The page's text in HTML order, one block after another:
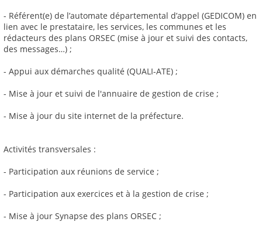
- Référent(e) de l’automate départemental d’appel (GEDICOM) en
lien avec le prestataire, les services, les communes et les
rédacteurs des plans ORSEC (mise à jour et suivi des contacts,
des messages…) ;
- Appui aux démarches qualité (QUALI-ATE) ;
- Mise à jour et suivi de l'annuaire de gestion de crise ;
- Mise à jour du site internet de la préfecture.
Activités transversales :
- Participation aux réunions de service ;
- Participation aux exercices et à la gestion de crise ;
- Mise à jour Synapse des plans ORSEC ;